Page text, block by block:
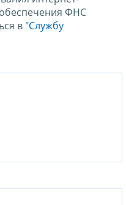
ФНС
в "Службу